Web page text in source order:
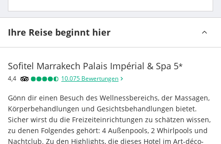
Ihre Reise beginnt hier
Sofitel Marrakech Palais Impérial & Spa 5*
4,4 10.075 Bewertungen
Gönn dir einen Besuch des Wellnessbereichs, der Massagen,
Körperbehandlungen und Gesichtsbehandlungen bietet.
Sicher wirst du die Freizeiteinrichtungen zu schätzen wissen,
zu denen Folgendes gehört: 4 Außenpools, 2 Whirlpools und
Nachtclub. Zu den Highlights, die dieses Hotel im Art-déco-